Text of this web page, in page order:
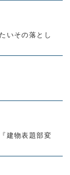
いその落とし
建物表題部変